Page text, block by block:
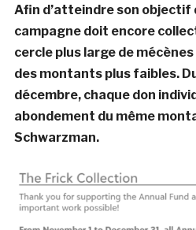
Afin d’atteindre son objectif
campagne doit encore
cercle plus large de
des montants plus faibles.
décembre, chaque don
abondement du même
Schwarzman.